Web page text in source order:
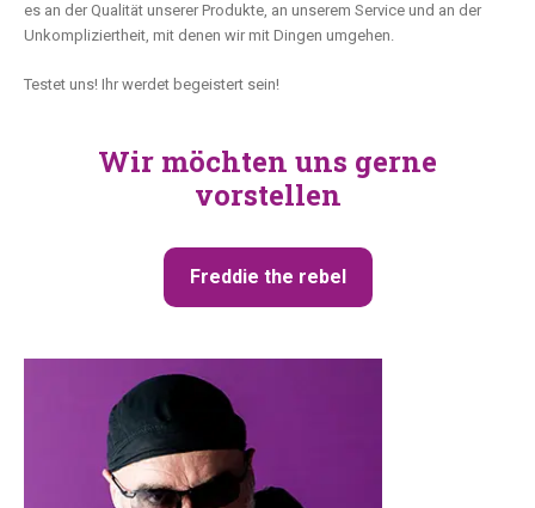
es an der Qualität unserer Produkte, an unserem Service und an der
Unkompliziertheit, mit denen wir mit Dingen umgehen.
Testet uns! Ihr werdet begeistert sein!
Wir möchten uns gerne
vorstellen
Freddie the rebel